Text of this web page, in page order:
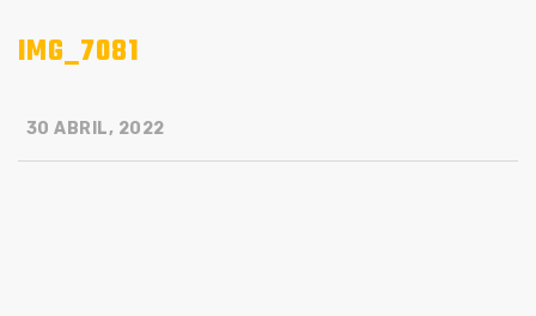
IMG_7081
30 ABRIL, 2022